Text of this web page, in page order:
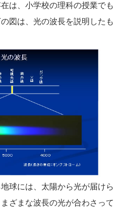
は、小学校の理科の授業でも
図は、光の波長を説明したも
球には、太陽から光が届けら
ざまな波長の光が合わさって